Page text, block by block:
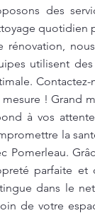
des
quotidien
rénovation,
utilisent
mesure ! Grand
à vos
la
Pomerleau.
parfaite et
dans le
de votre